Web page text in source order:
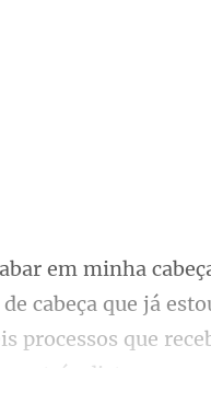
cabeça que já